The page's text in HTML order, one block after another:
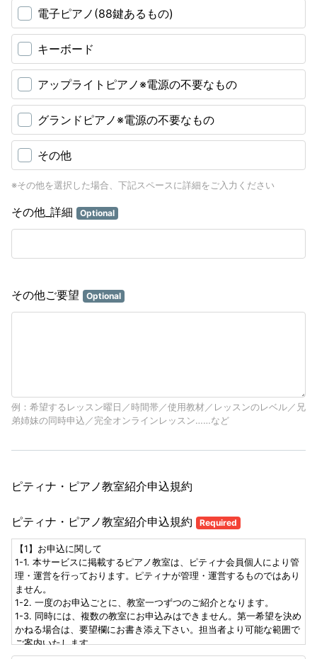
電子ピアノ(88鍵あるもの)
キーボード
アップライトピアノ※電源の不要なもの
グランドピアノ※電源の不要なもの
その他
※その他を選択した場合、下記スペースに詳細をご入力ください
その他_詳細 Optional
その他ご要望 Optional
例：希望するレッスン曜日／時間帯／使用教材／レッスンのレベル／兄
弟姉妹の同時申込／完全オンラインレッスン……など
ピティナ・ピアノ教室紹介申込規約
ピティナ・ピアノ教室紹介申込規約 Required
【1】お申込に関して
1-1. 本サービスに掲載するピアノ教室は、ピティナ会員個人により管
理・運営を行っております。ピティナが管理・運営するものではあり
ません。
1-2. 一度のお申込ごとに、教室一つずつのご紹介となります。
1-3. 同時には、複数の教室にお申込みはできません。第一希望を決め
かねる場合は、要望欄にお書き添え下さい。担当者より可能な範囲で
ご案内いたします。
1-4. 各教室、レッスンの空状況の変化により、お申込がお受けできな